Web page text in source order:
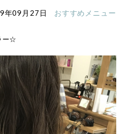
年09月27日 おすすめメニュー
ー☆